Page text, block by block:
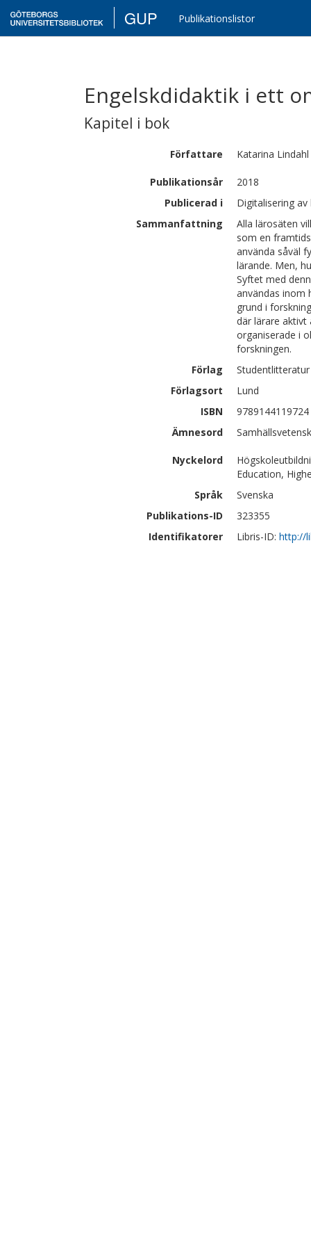
GUP Publikationslistor
Engelskdidaktik i ett
Kapitel i bok
Författare Katarina Lindahl
Publikationsår
2018
Publicerad i
Digitalisering
Sammanfattning
Alla lärosäten
som en
använda såväl
lärande. Men,
Syftet med
användas inom
grund i
där lärare aktivt
organiserade i
forskningen.
Förlag
Studentlitteratur
Förlagsort
Lund
ISBN
9789144119724
Ämnesord
Nyckelord
Education,
Språk
Svenska
Publikations-ID
323355
Identifikatorer
Libris-ID: http://